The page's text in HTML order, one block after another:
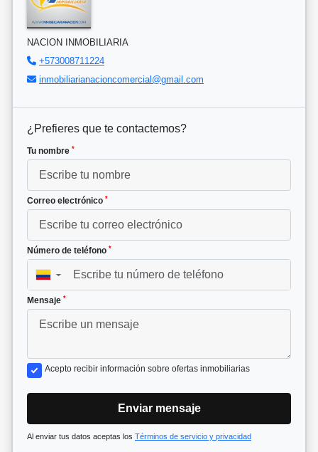
NACION INMOBILIARIA
+573008711224
inmobiliarianacioncomercial@gmail.com
¿Prefieres que te contactemos?
Tu nombre *
Correo electrónico *
Número de teléfono *
▼
Mensaje *
Acepto recibir información sobre ofertas inmobiliarias
Enviar mensaje
Al enviar tus datos aceptas los Términos de servicio y privacidad